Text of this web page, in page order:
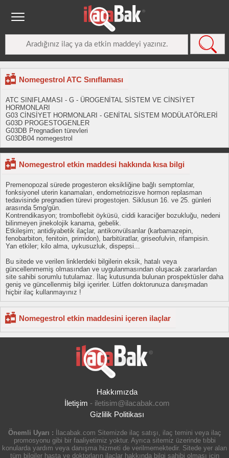
Nomegestrol ATC Sınıflaması
ATC SINIFLAMASI - G - ÜROGENİTAL SİSTEM VE CİNSİYET
HORMONLARI
G03 CİNSİYET HORMONLARI - GENİTAL SİSTEM MODÜLATÖRLERİ
G03D PROGESTOGENLER
G03DB Pregnadien türevleri
G03DB04 nomegestrol
Nomegestrol etkin maddesi hakkında kısa bilgi
Premenopozal sürede progesteron eksikliğine bağlı semptomlar,
fonksiyonel uterin kanamaları, endometriozisve hormon replasman
tedavisinde pregnadien türevi progestojen. Siklusun 16. ve 25. günleri
arasında 5mg/gün.
Kontrendikasyon; tromboflebit öyküsü, ciddi karaciğer bozukluğu, nedeni
bilinmeyen jinekolojik kanama, gebelik.
Etkileşim; antidiyabetik ilaçlar, antikonvülsanlar (karbamazepin,
fenobarbiton, fenitoin, primidon), barbitüratlar, griseofulvin, rifampisin.
Yan etkiler; kilo alma, uykusuzluk, dispepsi...
Bu sitede ve verilen linklerdeki bilgilerin eksik, hatalı veya
güncellenmemiş olmasından ve uygulanmasından oluşacak zararlardan
site sahibi sorumlu tutulamaz. İlaç kutusunda bulunan prospektüsler daha
geniş ve güncellenmiş bilgi içerirler. Lütfen doktorunuza danışmadan
hiçbir ilaç kullanmayınız !
Nomegestrol etkin maddesini içeren ilaçlar
Hakkımızda
İletişim - iletisim@ilacabak.com
Gizlilik Politikası
Önemli Uyarı : İlacabak.com Sitemizde ilaç satışı, ilaç temini veya ilaç
promosyonu gibi bir faaliyetimiz yoktur. Ayrıca sitemiz üzerinde tıbbi
konularda yardım veya danışma hizmeti de verilmemektedir. Sitede yer alan
tüm bilgiler hasta ve doktorların ilaçlar hakkında bilgi sahibi olması için